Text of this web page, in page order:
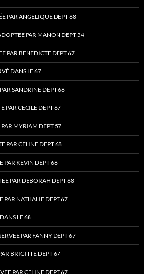
PAR ANGELIQUE DEPT 68
PAR MANON DEPT 54
PAR BENEDICTE DEPT 67
DANS LE 67
SANDRINE DEPT 68
PAR CECILE DEPT 67
PAR MYRIAM DEPT 57
PAR CELINE DEPT 68
PAR KEVIN DEPT 68
PAR DEBORAH DEPT 68
PAR NATHALIE DEPT 67
LE 68
PAR FANNY DEPT 67
BRIGITTE DEPT 67
PAR CELINE DEPT 67